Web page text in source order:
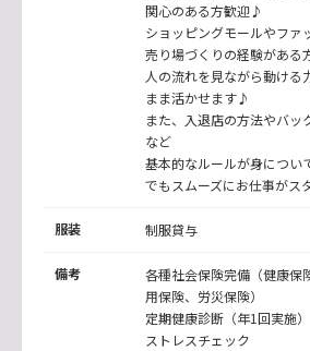
関心のある方歓迎♪
ショッピングモールやファ
売り場づくりの経験がある
人の流れを見ながら動ける
まま活かせます♪
また、入退店の方法やバッ
など
基本的なルールが身につい
でもスムーズにお仕事がス
服装 制服貸与
備考
各種社会保険完備（健康保
用保険、労災保険）
定期健康診断（年1回実施）
ストレスチェック